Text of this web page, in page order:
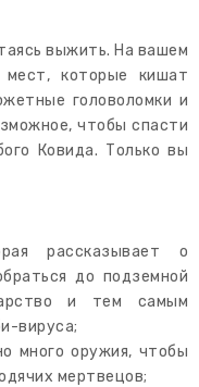
выжить. На вашем
которые кишат
головоломки и
чтобы спасти
Ковида. Только вы
рассказывает о
до подземной
и тем самым
вируса;
много оружия, чтобы
мертвецов;